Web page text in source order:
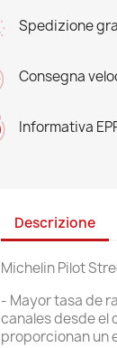
Spedizione
Consegna
Informativa
Descrizione
Michelin Pilot
- Mayor tasa de
canales desde el
proporcionan un